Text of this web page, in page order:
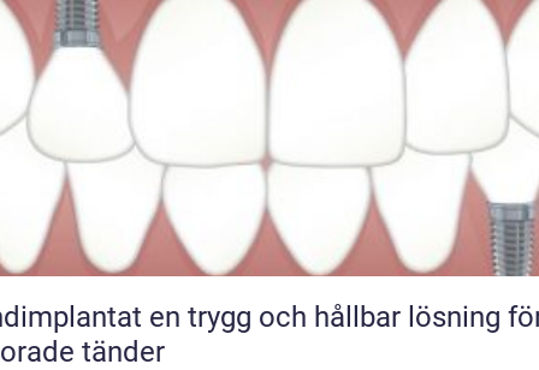
en trygg och hållbar lösning för
tänder